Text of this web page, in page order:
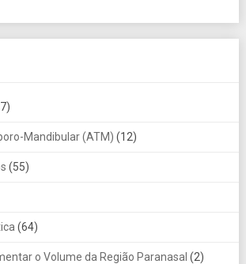
Mandibular (ATM) (12)
(55)
(64)
o Volume da Região Paranasal (2)